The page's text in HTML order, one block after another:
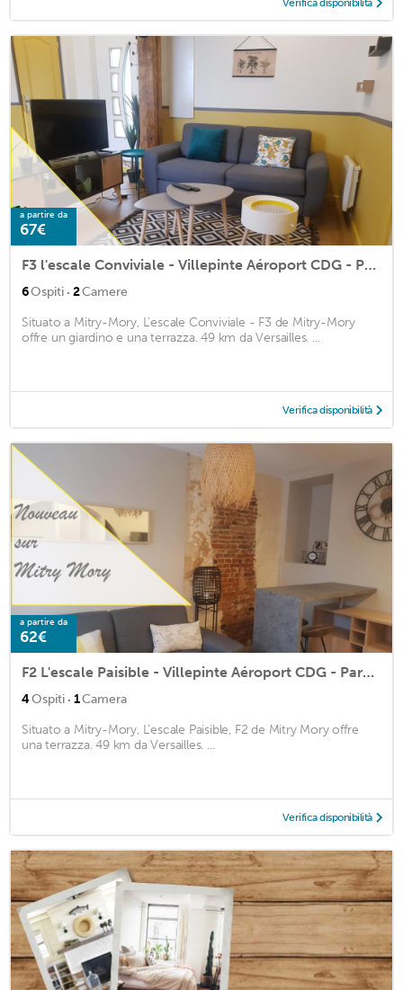
a partire da
67€
F3 l'escale Conviviale - Villepinte Aéroport CDG - Parc Astérix - Paris
6Ospiti · 2Camere
Situato a Mitry-Mory, L'escale Conviviale - F3 de Mitry-Mory
offre un giardino e una terrazza. 49 km da Versailles. ...
Verifica disponibilità
a partire da
62€
F2 L'escale Paisible - Villepinte Aéroport CDG - Parc Astérix - Paris
4Ospiti · 1Camera
Situato a Mitry-Mory, L'escale Paisible, F2 de Mitry Mory offre
una terrazza. 49 km da Versailles. ...
Verifica disponibilità